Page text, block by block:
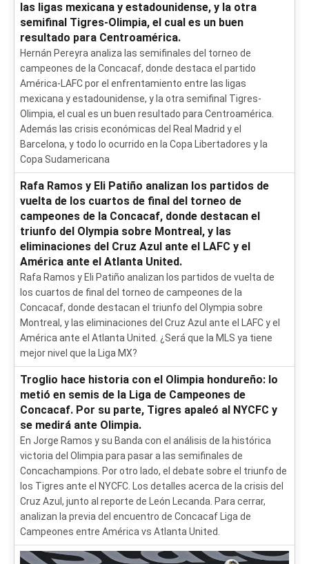
las ligas mexicana y estadounidense, y la otra
semifinal Tigres-Olimpia, el cual es un buen
resultado para Centroamérica.
Hernán Pereyra analiza las semifinales del torneo de
campeones de la Concacaf, donde destaca el partido
América-LAFC por el enfrentamiento entre las ligas
mexicana y estadounidense, y la otra semifinal Tigres-
Olimpia, el cual es un buen resultado para Centroamérica.
Además las crisis económicas del Real Madrid y el
Barcelona, y todo lo ocurrido en la Copa Libertadores y la
Copa Sudamericana
Rafa Ramos y Eli Patiño analizan los partidos de
vuelta de los cuartos de final del torneo de
campeones de la Concacaf, donde destacan el
triunfo del Olympia sobre Montreal, y las
eliminaciones del Cruz Azul ante el LAFC y el
América ante el Atlanta United.
Rafa Ramos y Eli Patiño analizan los partidos de vuelta de
los cuartos de final del torneo de campeones de la
Concacaf, donde destacan el triunfo del Olympia sobre
Montreal, y las eliminaciones del Cruz Azul ante el LAFC y el
América ante el Atlanta United. ¿Será que la MLS ya tiene
mejor nivel que la Liga MX?
Troglio hace historia con el Olimpia hondureño: lo
metió en semis de la Liga de Campeones de
Concacaf. Por su parte, Tigres apaleó al NYCFC y
se medirá ante Olimpia.
En Jorge Ramos y su Banda con el análisis de la histórica
victoria del Olimpia para pasar a las semifinales de
Concachampions. Por otro lado, el debate sobre el triunfo de
los Tigres ante el NYCFC. Los detalles acerca de la crisis del
Cruz Azul, junto al reporte de León Lecanda. Para cerrar,
analizan la previa del encuentro de Concacaf Liga de
Campeones entre América vs Atlanta United.